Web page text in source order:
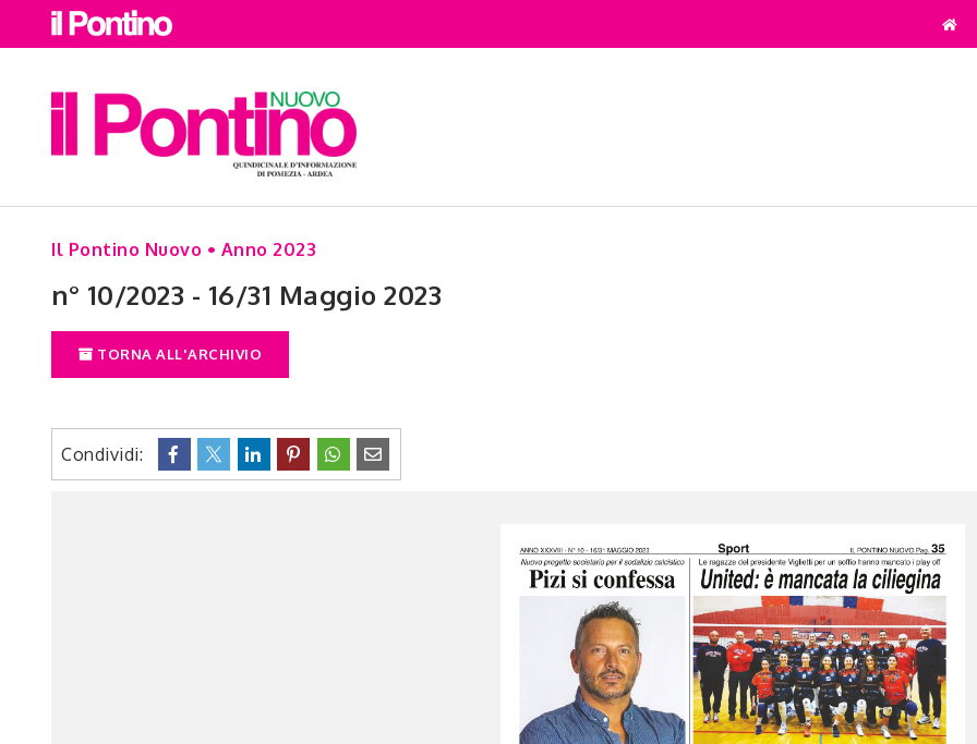
Il Pontino Nuovo • Anno 2023
n° 10/2023 - 16/31 Maggio 2023
TORNA ALL'ARCHIVIO
Condividi: